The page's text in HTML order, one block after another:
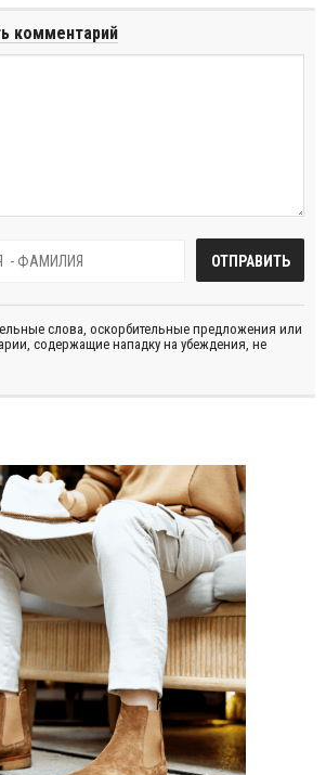
комментарий
слова, оскорбительные предложения или
содержащие нападку на убеждения, не